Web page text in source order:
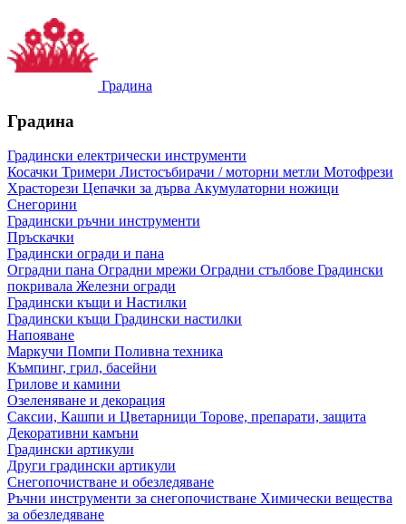
Градина
Градина
Градински електрически инструменти
Косачки Тримери Листосъбирачи / моторни метли Мотофрези
Храсторези Цепачки за дърва Акумулаторни ножици
Снегорини
Градински ръчни инструменти
Пръскачки
Градински огради и пана
Оградни пана Оградни мрежи Оградни стълбове Градински
покривала Железни огради
Градински къщи и Настилки
Градински къщи Градински настилки
Напояване
Маркучи Помпи Поливна техника
Къмпинг, грил, басейни
Грилове и камини
Озеленяване и декорация
Саксии, Кашпи и Цветарници Торове, препарати, защита
Декоративни камъни
Градински артикули
Други градински артикули
Снегопочистване и обезледяване
Ръчни инструменти за снегопочистване Химически вещества
за обезледяване